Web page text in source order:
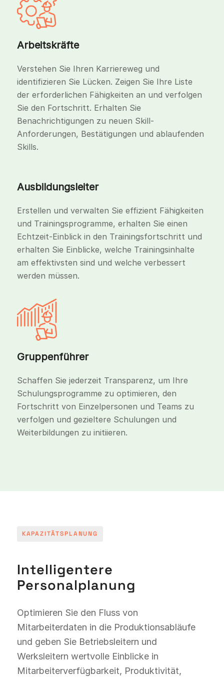
Arbeitskräfte
Verstehen Sie Ihren Karriereweg und
identifizieren Sie Lücken. Zeigen Sie Ihre Liste
der erforderlichen Fähigkeiten an und verfolgen
Sie den Fortschritt. Erhalten Sie
Benachrichtigungen zu neuen Skill-
Anforderungen, Bestätigungen und ablaufenden
Skills.
Ausbildungsleiter
Erstellen und verwalten Sie effizient Fähigkeiten
und Trainingsprogramme, erhalten Sie einen
Echtzeit-Einblick in den Trainingsfortschritt und
erhalten Sie Einblicke, welche Trainingsinhalte
am effektivsten sind und welche verbessert
werden müssen.
Gruppenführer
Schaffen Sie jederzeit Transparenz, um Ihre
Schulungsprogramme zu optimieren, den
Fortschritt von Einzelpersonen und Teams zu
verfolgen und gezieltere Schulungen und
Weiterbildungen zu initiieren.
KAPAZITÄTSPLANUNG
Intelligentere
Personalplanung
Optimieren Sie den Fluss von
Mitarbeiterdaten in die Produktionsabläufe
und geben Sie Betriebsleitern und
Werksleitern wertvolle Einblicke in
Mitarbeiterverfügbarkeit, Produktivität,